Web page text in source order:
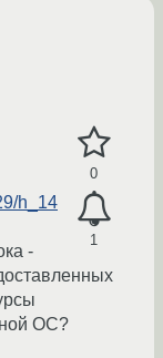
0
1
h_14
-
ОС?